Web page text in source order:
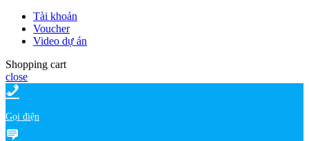
Tài khoản
Voucher
Video dự án
Shopping cart
close
Gọi điện